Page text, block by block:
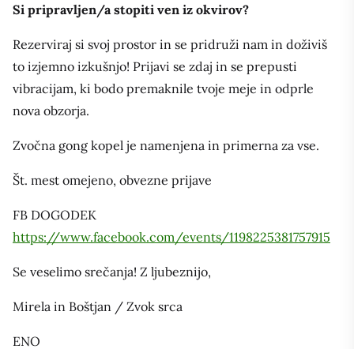
Si pripravljen/a stopiti ven iz okvirov?
Rezerviraj si svoj prostor in se pridruži nam in doživiš
to izjemno izkušnjo! Prijavi se zdaj in se prepusti
vibracijam, ki bodo premaknile tvoje meje in odprle
nova obzorja.
Zvočna gong kopel je namenjena in primerna za vse.
Št. mest omejeno, obvezne prijave
FB DOGODEK
https://www.facebook.com/events/1198225381757915
Se veselimo srečanja! Z ljubeznijo,
Mirela in Boštjan / Zvok srca
ENO